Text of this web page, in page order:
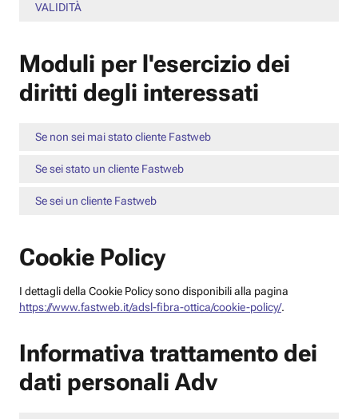
VALIDITÀ
Moduli per l'esercizio dei
diritti degli interessati
Se non sei mai stato cliente Fastweb
Se sei stato un cliente Fastweb
Se sei un cliente Fastweb
Cookie Policy
I dettagli della Cookie Policy sono disponibili alla pagina
https://www.fastweb.it/adsl-fibra-ottica/cookie-policy/.
Informativa trattamento dei
dati personali Adv